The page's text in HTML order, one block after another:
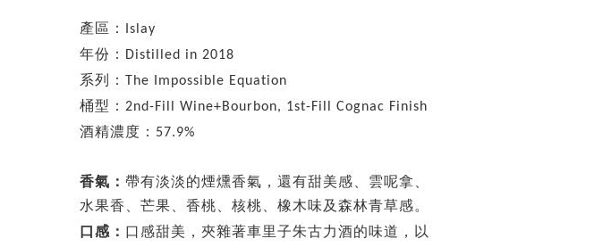
產區： Islay
年份： Distilled in 2018
系列： The Impossible Equation
桶型： 2nd-Fill Wine+Bourbon, 1st-Fill Cognac Finish
酒精濃度： 57.9%
香氣： 帶有淡淡的煙燻香氣，還有甜美感、雲呢拿、
水果香、芒果、香桃、核桃、橡木味及森林青草感。
口感： 口感甜美，夾雜著車里子朱古力酒的味道，以